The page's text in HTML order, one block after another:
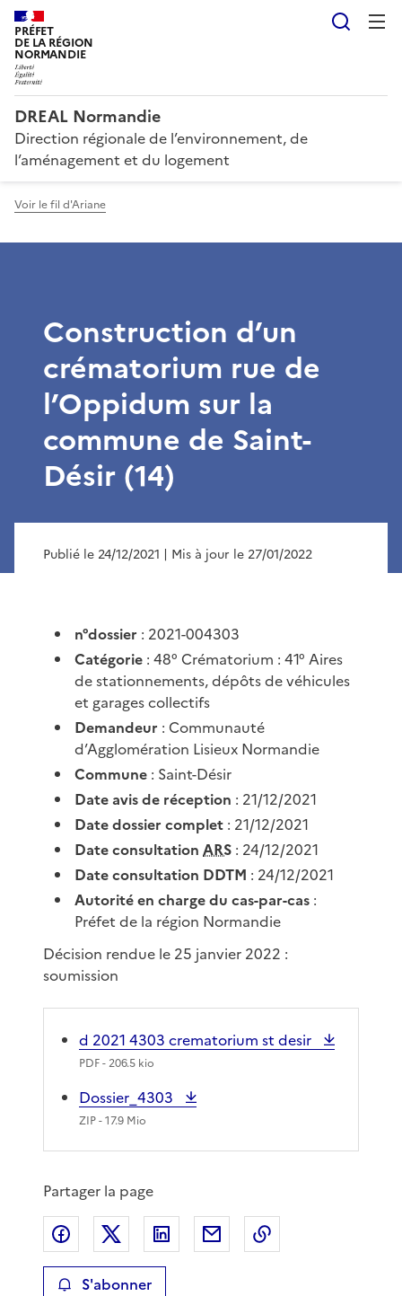
PRÉFET
DE LA RÉGION
NORMANDIE
DREAL Normandie
Direction régionale de l’environnement, de
l’aménagement et du logement
Voir le fil d'Ariane
Construction d’un
crématorium rue de
l’Oppidum sur la
commune de Saint-
Désir (14)
Publié le 24/12/2021 | Mis à jour le 27/01/2022
n°dossier : 2021-004303
Catégorie : 48° Crématorium : 41° Aires
de stationnements, dépôts de véhicules
et garages collectifs
Demandeur : Communauté
d’Agglomération Lisieux Normandie
Commune : Saint-Désir
Date avis de réception : 21/12/2021
Date dossier complet : 21/12/2021
Date consultationARS : 24/12/2021
Date consultation DDTM : 24/12/2021
Autorité en charge du cas-par-cas :
Préfet de la région Normandie
Décision rendue le 25 janvier 2022 :
soumission
d 2021 4303 crematorium st desir
PDF- 206.5 kio
Dossier_4303
ZIP- 17.9 Mio
Partager la page
Partager sur Facebook
Partager sur XPartager sur LinkedIn
Partager par email
S'abonner